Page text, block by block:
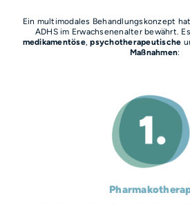
Ein multimodales Behandlungskonzept
ADHS im Erwachsenenalter bewährt.
medikamentöse,psychotherapeutische
Maßnahmen: